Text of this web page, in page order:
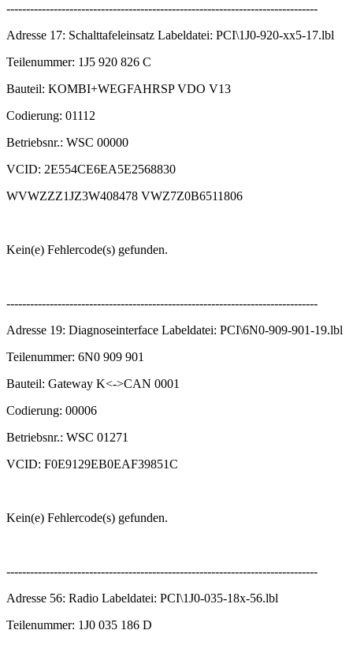
-------------------------------------------------------------------------------
Adresse 17: Schalttafeleinsatz Labeldatei: PCI\1J0-920-xx5-17.lbl
Teilenummer: 1J5 920 826 C
Bauteil: KOMBI+WEGFAHRSP VDO V13
Codierung: 01112
Betriebsnr.: WSC 00000
VCID: 2E554CE6EA5E2568830
WVWZZZ1JZ3W408478 VWZ7Z0B6511806
Kein(e) Fehlercode(s) gefunden.
-------------------------------------------------------------------------------
Adresse 19: Diagnoseinterface Labeldatei: PCI\6N0-909-901-19.lbl
Teilenummer: 6N0 909 901
Bauteil: Gateway K<->CAN 0001
Codierung: 00006
Betriebsnr.: WSC 01271
VCID: F0E9129EB0EAF39851C
Kein(e) Fehlercode(s) gefunden.
-------------------------------------------------------------------------------
Adresse 56: Radio Labeldatei: PCI\1J0-035-18x-56.lbl
Teilenummer: 1J0 035 186 D